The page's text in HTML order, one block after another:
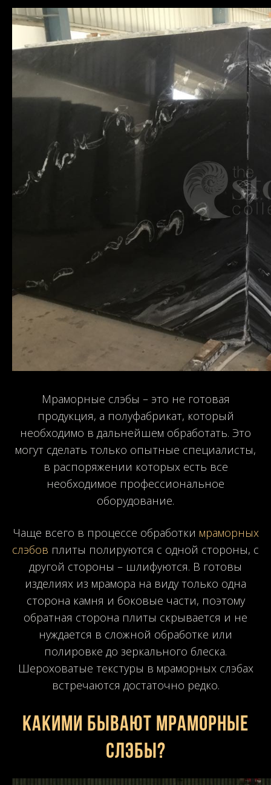
Мраморные слэбы – это не готовая
продукция, а полуфабрикат, который
необходимо в дальнейшем обработать. Это
могут сделать только опытные специалисты,
в распоряжении которых есть все
необходимое профессиональное
оборудование.
Чаще всего в процессе обработки мраморных
слэбов плиты полируются с одной стороны, с
другой стороны – шлифуются. В готовы
изделиях из мрамора на виду только одна
сторона камня и боковые части, поэтому
обратная сторона плиты скрывается и не
нуждается в сложной обработке или
полировке до зеркального блеска.
Шероховатые текстуры в мраморных слэбах
встречаются достаточно редко.
Какими бывают мраморные
слэбы?